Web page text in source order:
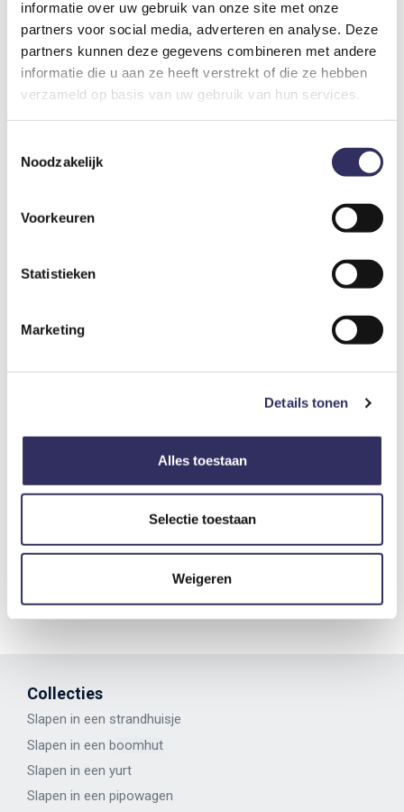
informatie over uw gebruik van onze site met onze
partners voor social media, adverteren en analyse. Deze
partners kunnen deze gegevens combineren met andere
informatie die u aan ze heeft verstrekt of die ze hebben
verzameld op basis van uw gebruik van hun services.
Noodzakelijk
Voorkeuren
Statistieken
Marketing
Details tonen
Alles toestaan
Selectie toestaan
Weigeren
Origineel overnachten in een modern 'kippenhok'
€ 143 vanaf prijs
Overnachten in een modern 'kippenhok'
Baexem
€ 143 vanaf prijs
Collecties
Slapen in een strandhuisje
Slapen in een boomhut
Slapen in een yurt
Slapen in een pipowagen